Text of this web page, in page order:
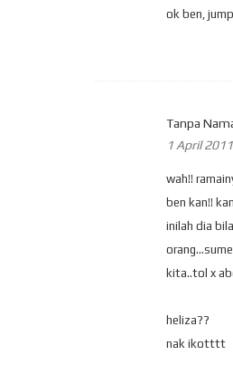
ok ben,
Tanpa
1 April
wah!!
ben kan!!
inilah dia
kita..tol x
heliza??
nak ikotttt